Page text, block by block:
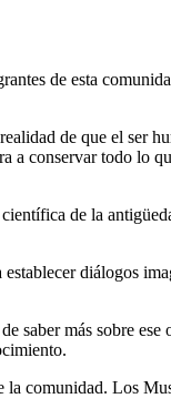
de esta
de que el ser
a conservar todo lo
de la
diálogos
saber más sobre
la comunidad. Los